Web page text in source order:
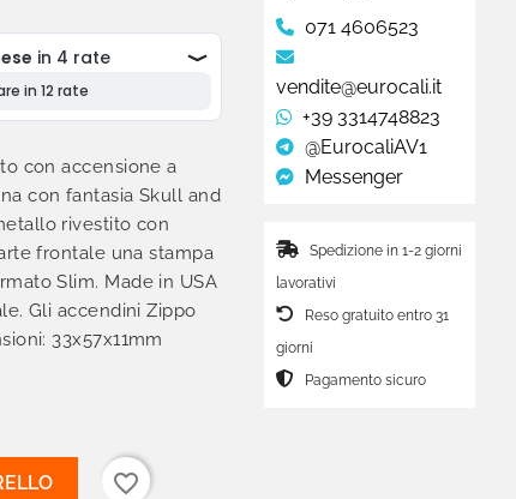
con accensione a
con fantasia Skull and
rivestito con
frontale una stampa
Slim. Made in USA
Gli accendini Zippo
33x57x11mm
favorite_border
071 4606523
vendite@eurocali.it
+39 3314748823
@EurocaliAV1
Messenger
Spedizione in 1-2 giorni
lavorativi
Reso gratuito entro 31
giorni
Pagamento sicuro